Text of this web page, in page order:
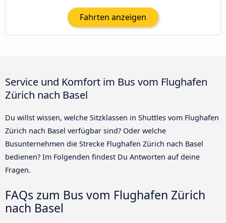
Fahrten anzeigen
Service und Komfort im Bus vom Flughafen
Zürich nach Basel
Du willst wissen, welche Sitzklassen in Shuttles vom Flughafen
Zürich nach Basel verfügbar sind? Oder welche
Busunternehmen die Strecke Flughafen Zürich nach Basel
bedienen? Im Folgenden findest Du Antworten auf deine
Fragen.
FAQs zum Bus vom Flughafen Zürich
nach Basel